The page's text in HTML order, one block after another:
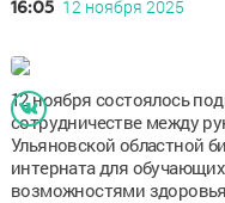
16:05 12 ноября 2025
12 ноября состоялось
сотрудничестве между
Ульяновской областной
интерната для
возможностями